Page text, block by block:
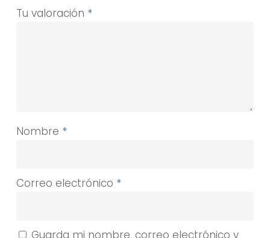
Tu valoración *
Nombre *
Correo electrónico *
Guarda mi nombre, correo electrónico y